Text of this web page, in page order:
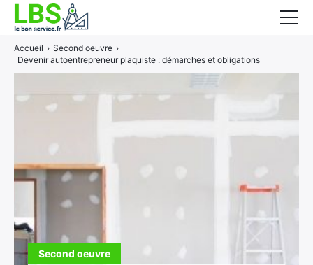
Second oeuvre
Accueil › Second oeuvre ›
Devenir autoentrepreneur plaquiste : démarches et obligations
Gros oeuvre
Aménagement intérieur
Services associés